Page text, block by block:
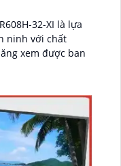
32-XI là lựa
ninh với chất